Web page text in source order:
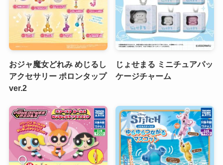
おジャ魔女どれみ めじるし
アクセサリー ポロンタップ
ver.2
じょせまる ミニチュアパッ
ケージチャーム